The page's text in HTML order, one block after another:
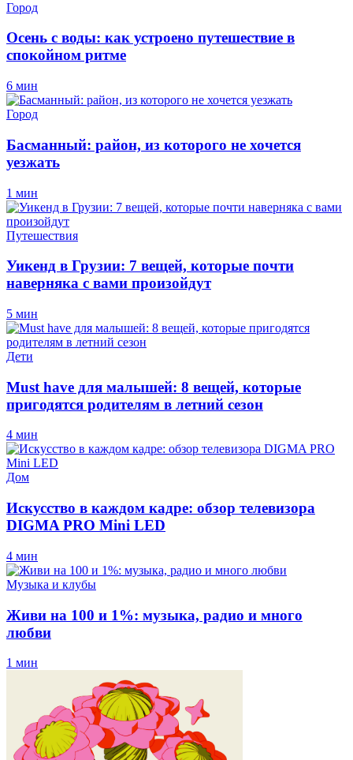
Город
Осень с воды: как устроено путешествие в
спокойном ритме
6 мин
Город
Басманный: район, из которого не хочется
уезжать
1 мин
Путешествия
Уикенд в Грузии: 7 вещей, которые почти
наверняка с вами произойдут
5 мин
Дети
Must have для малышей: 8 вещей, которые
пригодятся родителям в летний сезон
4 мин
Дом
Искусство в каждом кадре: обзор телевизора
DIGMA PRO Mini LED
4 мин
Музыка и клубы
Живи на 100 и 1%: музыка, радио и много
любви
1 мин